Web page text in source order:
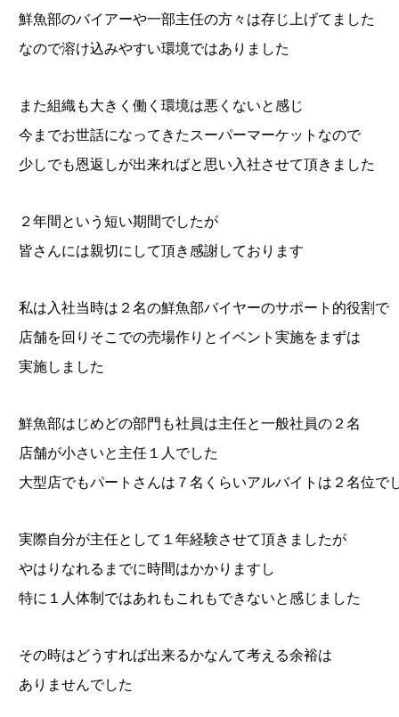
鮮魚部のバイアーや一部主任の方々は存じ上げてました
なので溶け込みやすい環境ではありました
また組織も大きく働く環境は悪くないと感じ
今までお世話になってきたスーパーマーケットなので
少しでも恩返しが出来ればと思い入社させて頂きました
２年間という短い期間でしたが
皆さんには親切にして頂き感謝しております
私は入社当時は２名の鮮魚部バイヤーのサポート的役割で
店舗を回りそこでの売場作りとイベント実施をまずは
実施しました
鮮魚部はじめどの部門も社員は主任と一般社員の２名
店舗が小さいと主任１人でした
大型店でもパートさんは７名くらいアルバイトは２名位で
実際自分が主任として１年経験させて頂きましたが
やはりなれるまでに時間はかかりますし
特に１人体制ではあれもこれもできないと感じました
その時はどうすれば出来るかなんて考える余裕は
ありませんでした